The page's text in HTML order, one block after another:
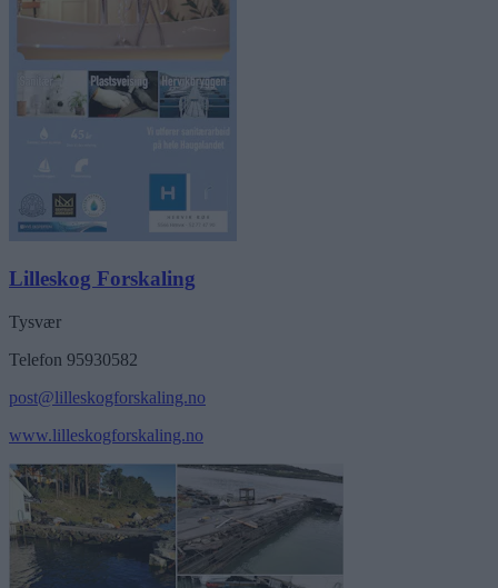
Lilleskog Forskaling
Tysvær
Telefon 95930582
post@lilleskogforskaling.no
www.lilleskogforskaling.no